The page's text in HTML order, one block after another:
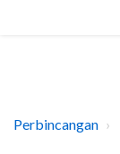
Perbincangan